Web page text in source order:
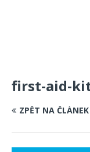
first-aid-
ZPĚT NA ČLÁNEK